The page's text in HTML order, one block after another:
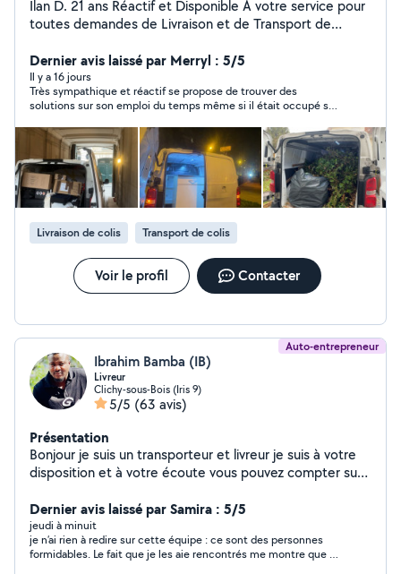
Ilan D. 21 ans Réactif et Disponible À votre service pour
toutes demandes de Livraison et de Transport de
Dernier avis laissé par Merryl : 5/5
Il y a 16 jours
Très sympathique et réactif se propose de trouver des
solutions sur son emploi du temps même si il était occupé sur
même si je n’ai pas fait affaire avec Ilan.
Livraison de colis Transport de colis
Voir le profil Contacter
Auto-entrepreneur
Ibrahim Bamba (IB)
Livreur
Clichy-sous-Bois (Iris 9)
5/5 (63 avis)
Présentation
Bonjour je suis un transporteur et livreur je suis à votre
disposition et à votre écoute vous pouvez compter sur
Dernier avis laissé par Samira : 5/5
jeudi à minuit
je n’ai rien à redire sur cette équipe : ce sont des personnes
formidables. Le fait que je les aie rencontrés me montre que ce